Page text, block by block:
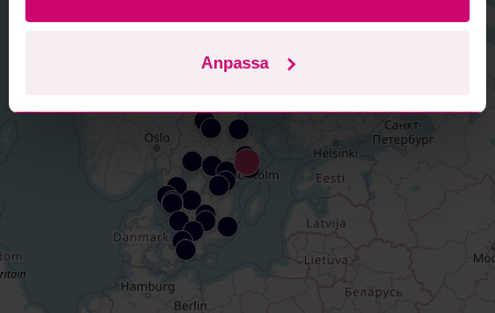
Anpassa